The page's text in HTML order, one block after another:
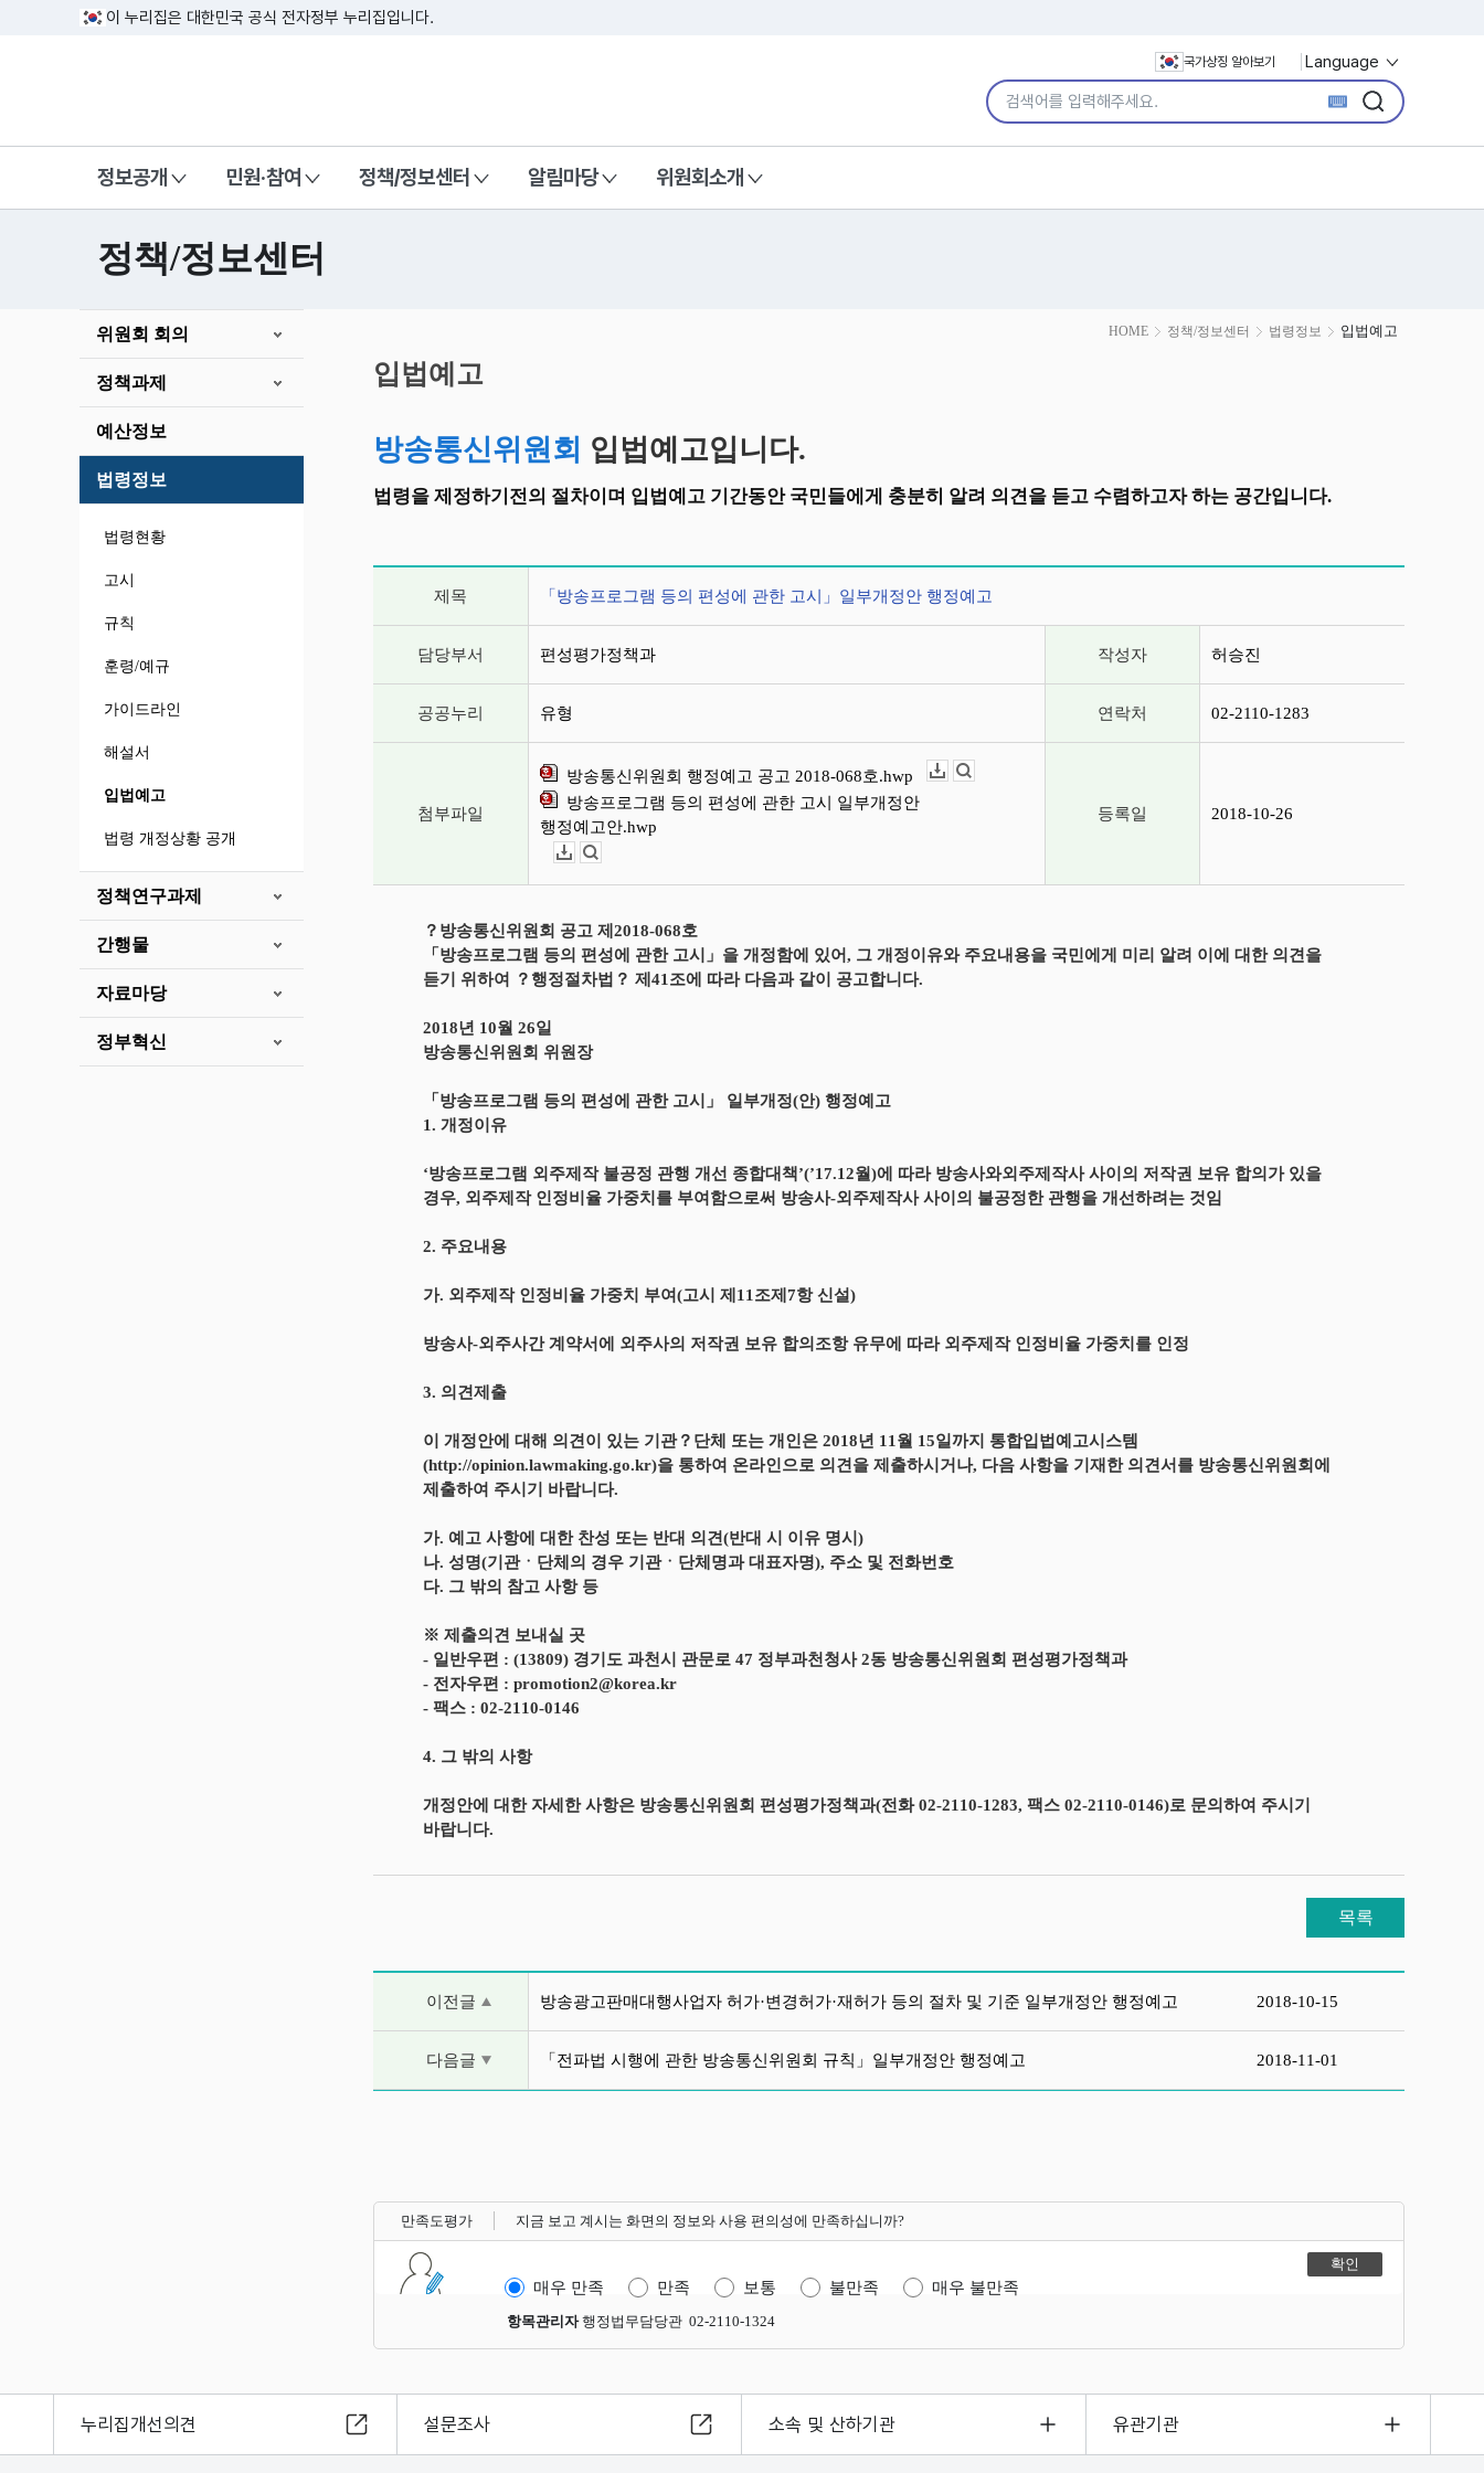
이 누리집은 대한민국 공식 전자정부 누리집입니다.
국가상징 알아보기 Language
통합검색어 입력
검색
검색
정보공개 민원·참여 정책/정보센터 알림마당 위원회소개
정책/정보센터
위원회 회의
정책과제
예산정보
법령정보
법령현황
고시
규칙
훈령/예규
가이드라인
해설서
입법예고
법령 개정상황 공개
정책연구과제
간행물
자료마당
정부혁신
HOME 정책/정보센터 법령정보 입법예고
시
작
입법예고
방송통신위원회 입법예고입니다.
법령을 제정하기전의 절차이며 입법예고 기간동안 국민들에게 충분히 알려 의견을 듣고 수렴하고자 하는 공간입니다.
제목 「방송프로그램 등의 편성에 관한 고시」일부개정안 행정예고
담당부서 편성평가정책과 작성자 허승진
공공누리 유형 연락처 02-2110-1283
첨부파일
방송통신위원회 행정예고 공고 2018-068호.hwp
방송프로그램 등의 편성에 관한 고시 일부개정안
행정예고안.hwp
등록일 2018-10-26
？방송통신위원회 공고 제2018-068호
「방송프로그램 등의 편성에 관한 고시」을 개정함에 있어, 그 개정이유와 주요내용을 국민에게 미리 알려 이에 대한 의견을
듣기 위하여 ？행정절차법？ 제41조에 따라 다음과 같이 공고합니다.
2018년 10월 26일
방송통신위원회 위원장
「방송프로그램 등의 편성에 관한 고시」 일부개정(안) 행정예고
1. 개정이유
‘방송프로그램 외주제작 불공정 관행 개선 종합대책’(’17.12월)에 따라 방송사와외주제작사 사이의 저작권 보유 합의가 있을
경우, 외주제작 인정비율 가중치를 부여함으로써 방송사-외주제작사 사이의 불공정한 관행을 개선하려는 것임
2. 주요내용
가. 외주제작 인정비율 가중치 부여(고시 제11조제7항 신설)
방송사-외주사간 계약서에 외주사의 저작권 보유 합의조항 유무에 따라 외주제작 인정비율 가중치를 인정
3. 의견제출
이 개정안에 대해 의견이 있는 기관？단체 또는 개인은 2018년 11월 15일까지 통합입법예고시스템
(http://opinion.lawmaking.go.kr)을 통하여 온라인으로 의견을 제출하시거나, 다음 사항을 기재한 의견서를 방송통신위원회에
제출하여 주시기 바랍니다.
가. 예고 사항에 대한 찬성 또는 반대 의견(반대 시 이유 명시)
나. 성명(기관ㆍ단체의 경우 기관ㆍ단체명과 대표자명), 주소 및 전화번호
다. 그 밖의 참고 사항 등
※ 제출의견 보내실 곳
- 일반우편 : (13809) 경기도 과천시 관문로 47 정부과천청사 2동 방송통신위원회 편성평가정책과
- 전자우편 : promotion2@korea.kr
- 팩스 : 02-2110-0146
4. 그 밖의 사항
개정안에 대한 자세한 사항은 방송통신위원회 편성평가정책과(전화 02-2110-1283, 팩스 02-2110-0146)로 문의하여 주시기
바랍니다.
목록
이전글 방송광고판매대행사업자 허가·변경허가·재허가 등의 절차 및 기준 일부개정안 행정예고 2018-10-15
다음글 「전파법 시행에 관한 방송통신위원회 규칙」일부개정안 행정예고 2018-11-01
만족도평가 지금 보고 계시는 화면의 정보와 사용 편의성에 만족하십니까?
매우 만족 만족 보통 불만족 매우 불만족
항목관리자행정법무담당관 02-2110-1324
누리집개선의견 설문조사 소속 및 산하기관 유관기관